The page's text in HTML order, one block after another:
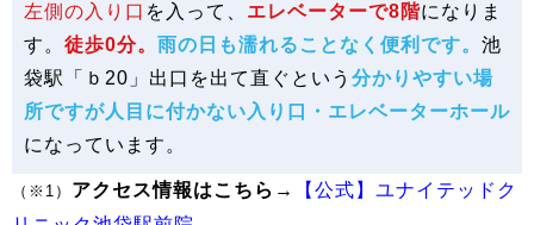
左側の入り口 を入って、 エレベーターで8階になりま
す。 徒歩0分。 雨の日も濡れることなく便利です。 池
袋駅「ｂ20」出口を出て直ぐという 分かりやすい場
所ですが人目に付かない入り口・エレベーターホール
になっています。
（※1） アクセス情報はこちら→
【公式】ユナイテッドク